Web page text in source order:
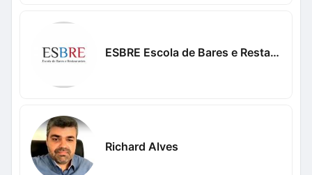
ESBRE Escola de Bares e Restaurantes
Richard Alves